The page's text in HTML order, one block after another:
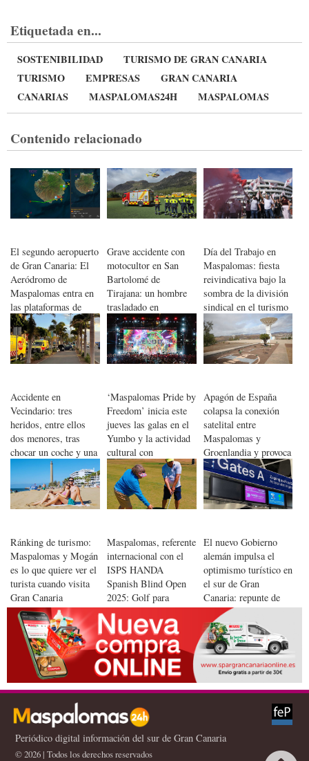
Etiquetada en...
SOSTENIBILIDAD
TURISMO DE GRAN CANARIA
TURISMO
EMPRESAS
GRAN CANARIA
CANARIAS
MASPALOMAS24H MASPALOMAS
Contenido relacionado
El segundo aeropuerto
de Gran Canaria: El
Aeródromo de
Maspalomas entra en
las plataformas de
seguimientos de
vuelos
Grave accidente con
motocultor en San
Bartolomé de
Tirajana: un hombre
trasladado en
helicóptero al Hospital
Insular
Día del Trabajo en
Maspalomas: fiesta
reivindicativa bajo la
sombra de la división
sindical en el turismo
Accidente en
Vecindario: tres
heridos, entre ellos
dos menores, tras
chocar un coche y una
furgoneta
‘Maspalomas Pride by
Freedom’ inicia este
jueves las galas en el
Yumbo y la actividad
cultural con
presentaciones de
libros
Apagón de España
colapsa la conexión
satelital entre
Maspalomas y
Groenlandia y provoca
un corte total de
telecomunicaciones
Ránking de turismo:
Maspalomas y Mogán
es lo que quiere ver el
turista cuando visita
Gran Canaria
Maspalomas, referente
internacional con el
ISPS HANDA
Spanish Blind Open
2025: Golf para
invidentes
El nuevo Gobierno
alemán impulsa el
optimismo turístico en
el sur de Gran
Canaria: repunte de
reservas
Periódico digital información del sur de Gran Canaria
© 2026 | Todos los derechos reservados